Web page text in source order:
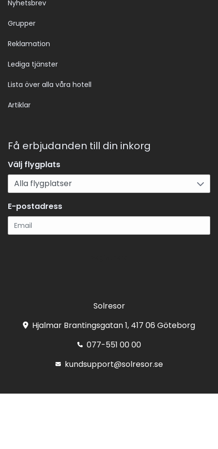
Nyhetsbrev
Grupper
Reklamation
Lediga tjänster
Lista över alla våra hotell
Artiklar
Få erbjudanden till din inkorg
Välj flygplats
E-postadress
Solresor
Hjalmar Brantingsgatan 1, 417 06 Göteborg
077-551 00 00
kundsupport@solresor.se